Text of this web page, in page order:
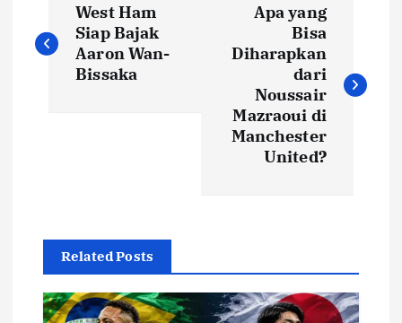
a
West Ham
Siap Bajak
Aaron Wan-
Bissaka
Apa yang
Bisa
Diharapkan
dari
Noussair
Mazraoui di
Manchester
United?
Related Posts